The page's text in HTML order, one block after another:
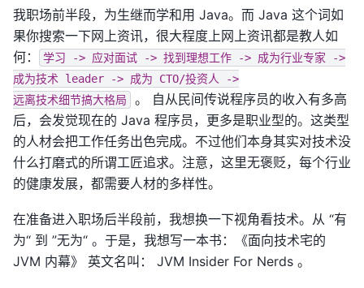
我职场前半段，为生继而学和用 Java。而 Java 这个词如
果你搜索一下网上资讯，很大程度上网上资讯都是教人如
何：
学习 -> 应对面试 -> 找到理想工作 -> 成为行业专家
->
成为技术
leader -> 成为 CTO/投资人
->
远离技术细节搞大格局
。 自从民间传说程序员的收入有多高
后，会发觉现在的 Java 程序员，更多是职业型的。这类型
的人材会把工作任务出色完成。不过他们本身其实对技术没
什么打磨式的所谓工匠追求。注意，这里无褒贬，每个行业
的健康发展，都需要人材的多样性。
在准备进入职场后半段前，我想换一下视角看技术。从 “有
为“ 到 ”无为“ 。于是，我想写一本书：《面向技术宅的
JVM 内幕》 英文名叫： JVM Insider For Nerds 。